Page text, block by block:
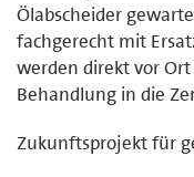
Ölabscheider
fachgerecht mit
werden direkt vor
Behandlung in die
Zukunftsprojekt für